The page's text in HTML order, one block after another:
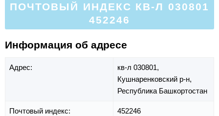
ПОЧТОВЫЙ ИНДЕКС КВ-Л 030801
452246
Информация об адресе
Адрес:
кв-л 030801,
Кушнаренковский р-н,
Республика Башкортостан
Почтовый индекс: 452246